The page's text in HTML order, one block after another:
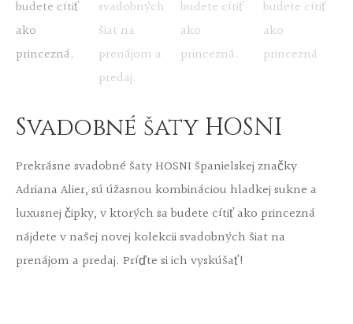
Svadobné šaty HOSNI
Prekrásne svadobné šaty HOSNI španielskej značky
Adriana Alier, sú úžasnou kombináciou hladkej sukne a
luxusnej čipky, v ktorých sa budete cítiť ako princezná
nájdete v našej novej kolekcii svadobných šiat na
prenájom a predaj. Príďte si ich vyskúšať!